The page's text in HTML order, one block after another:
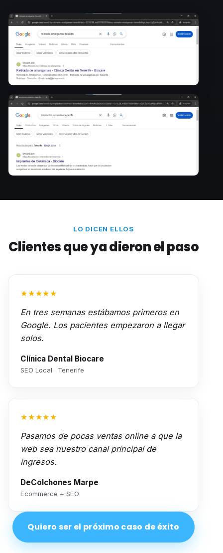
LO DICEN ELLOS
Clientes que ya dieron el paso
★★★★★
En tres semanas estábamos primeros en
Google. Los pacientes empezaron a llegar
solos.
Clínica Dental Biocare
SEO Local · Tenerife
★★★★★
Pasamos de pocas ventas online a que la
web sea nuestro canal principal de
ingresos.
DeColchones Marpe
Ecommerce + SEO
Quiero ser el próximo caso de éxito